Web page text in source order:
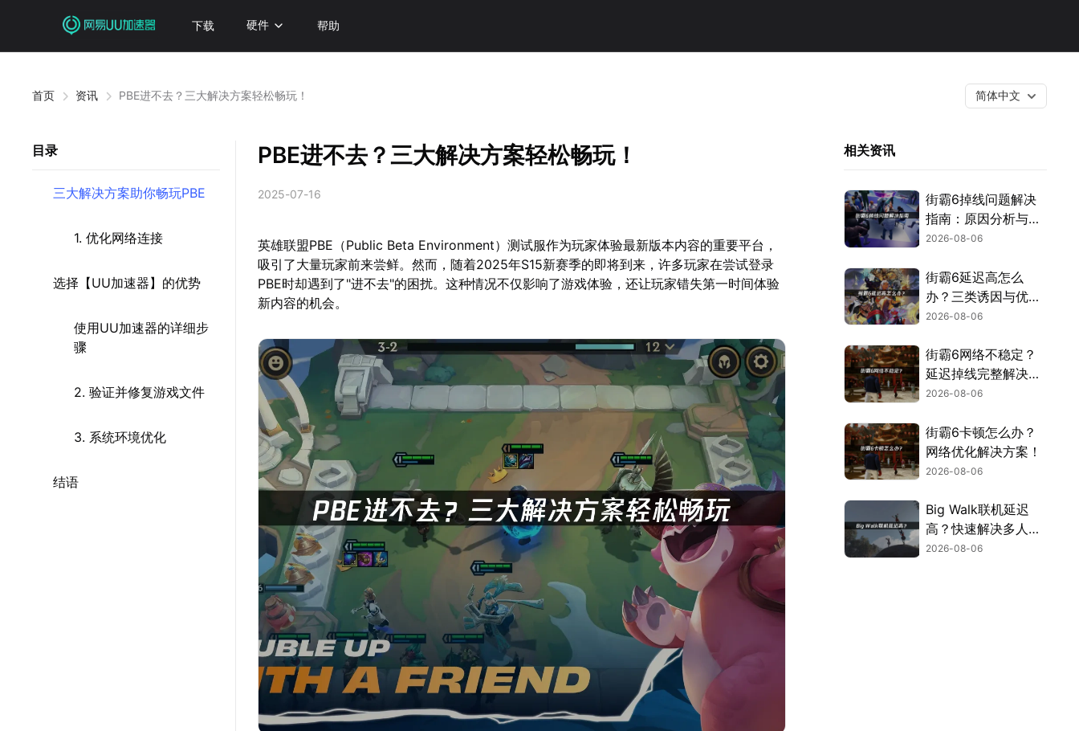
下载 硬件 帮助
首页 资讯 PBE进不去？三大解决方案轻松畅玩！ 简体中文
目录
三大解决方案助你畅玩PBE
1. 优化网络连接
选择【UU加速器】的优势
使用UU加速器的详细步
骤
2. 验证并修复游戏文件
3. 系统环境优化
结语
PBE进不去？三大解决方案轻松畅玩！
2025-07-16
英雄联盟PBE（Public Beta Environment）测试服作为玩家体验最新版本内容的重要平台，
吸引了大量玩家前来尝鲜。然而，随着2025年S15新赛季的即将到来，许多玩家在尝试登录
PBE时却遇到了"进不去"的困扰。这种情况不仅影响了游戏体验，还让玩家错失第一时间体验
新内容的机会。
相关资讯
街霸6掉线问题解决
指南：原因分析与网
络优化技巧！
2026-08-06
街霸6延迟高怎么
办？三类诱因与优化
解决方案！
2026-08-06
街霸6网络不稳定？
延迟掉线完整解决指
南！
2026-08-06
街霸6卡顿怎么办？
网络优化解决方案！
2026-08-06
Big Walk联机延迟
高？快速解决多人联
机卡顿问题！
2026-08-06